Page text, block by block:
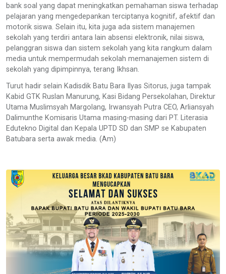
bank soal yang dapat meningkatkan pemahaman siswa terhadap
pelajaran yang mengedepankan terciptanya kognitif, afektif dan
motorik siswa. Selain itu, kita juga ada sistem manajemen
sekolah yang terdiri antara lain absensi elektronik, nilai siswa,
pelanggran siswa dan sistem sekolah yang kita rangkum dalam
media untuk mempermudah sekolah memanajemen sistem di
sekolah yang dipimpinnya, terang Ikhsan.
Turut hadir selain Kadisdik Batu Bara Ilyas Sitorus, juga tampak
Kabid GTK Ruslan Manurung, Kasi Bidang Persekolahan, Direktur
Utama Muslimsyah Margolang, Irwansyah Putra CEO, Arliansyah
Dalimunthe Komisaris Utama masing-masing dari PT. Literasia
Edutekno Digital dan Kepala UPTD SD dan SMP se Kabupaten
Batubara serta awak media. (Am)